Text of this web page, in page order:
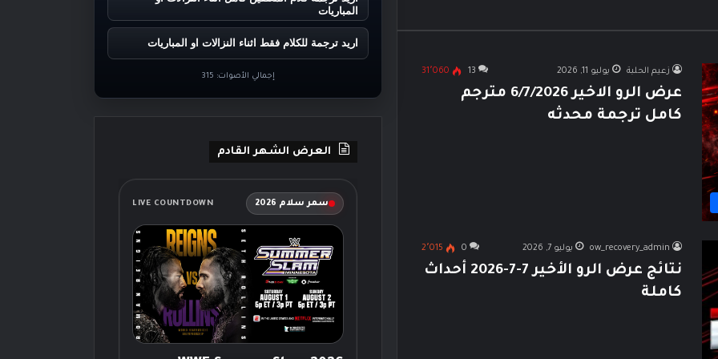
زعيم الحلبة يوليو 11, 2026 13 31٬060
عرض الرو الاخير 6/7/2026 مترجم
كامل ترجمة محدثه
ow_recovery_admin يوليو 7, 2026 0 2٬015
نتائج عرض الرو الأخير 7-7-2026 أحداث
كاملة
المباريات
اريد ترجمة للكلام فقط اثناء النزالات او المباريات
إجمالي الأصوات: 315
العرض الشهر القادم
سمر سلام 2026 LIVE COUNTDOWN